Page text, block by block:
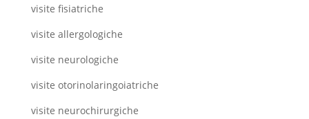
visite fisiatriche
visite allergologiche
visite neurologiche
visite otorinolaringoiatriche
visite neurochirurgiche